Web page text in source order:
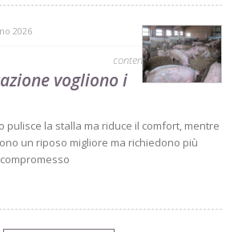
2026
contenuto sponsorizzato
vogliono i
pulisce la stalla ma riduce il comfort, mentre
un riposo migliore ma richiedono più